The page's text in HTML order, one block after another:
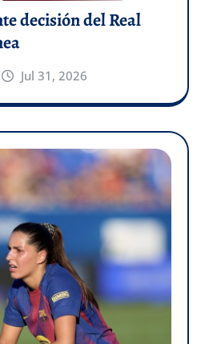
decisión del Real
Jul 31, 2026